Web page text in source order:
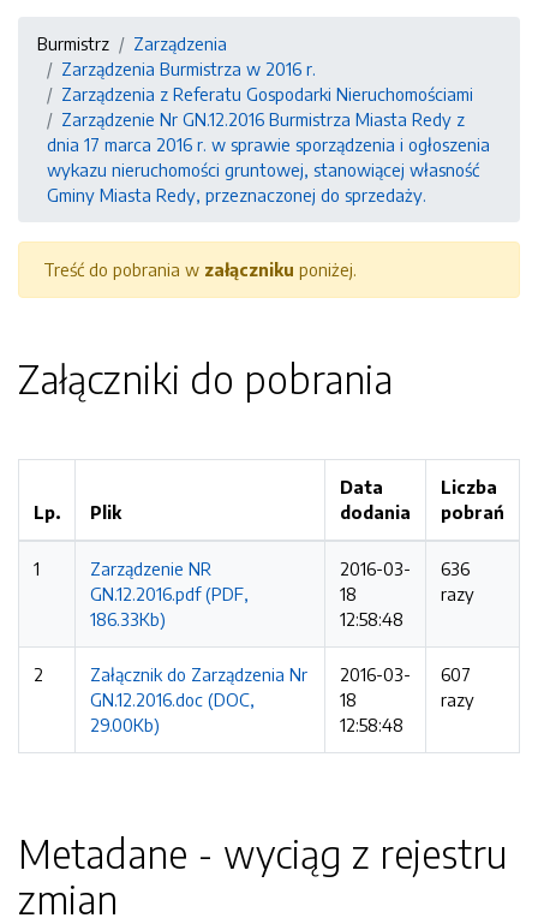
Burmistrz
Zarządzenia
Zarządzenia Burmistrza w 2016 r.
Zarządzenia z Referatu Gospodarki Nieruchomościami
Zarządzenie Nr GN.12.2016 Burmistrza Miasta Redy z
dnia 17 marca 2016 r. w sprawie sporządzenia i ogłoszenia
wykazu nieruchomości gruntowej, stanowiącej własność
Gminy Miasta Redy, przeznaczonej do sprzedaży.
Treść do pobrania w załączniku poniżej.
Załączniki do pobrania
Lp. Plik
Data
dodania
Liczba
pobrań
1
Zarządzenie NR
GN.12.2016.pdf (PDF,
186.33Kb)
2016-03-
18
12:58:48
636
razy
2
Załącznik do Zarządzenia Nr
GN.12.2016.doc (DOC,
29.00Kb)
2016-03-
18
12:58:48
607
razy
Metadane - wyciąg z rejestru
zmian